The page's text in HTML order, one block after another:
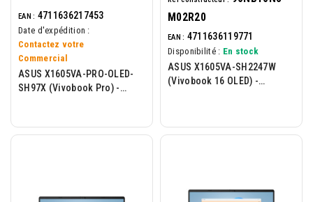
EAN : 4711636217453
Date d'expédition :
Contactez votre
Commercial
ASUS X1605VA-PRO-OLED-
SH97X (Vivobook Pro) -
M02R20
EAN : 4711636119771
Disponibilité : En stock
ASUS X1605VA-SH2247W
(Vivobook 16 OLED) -